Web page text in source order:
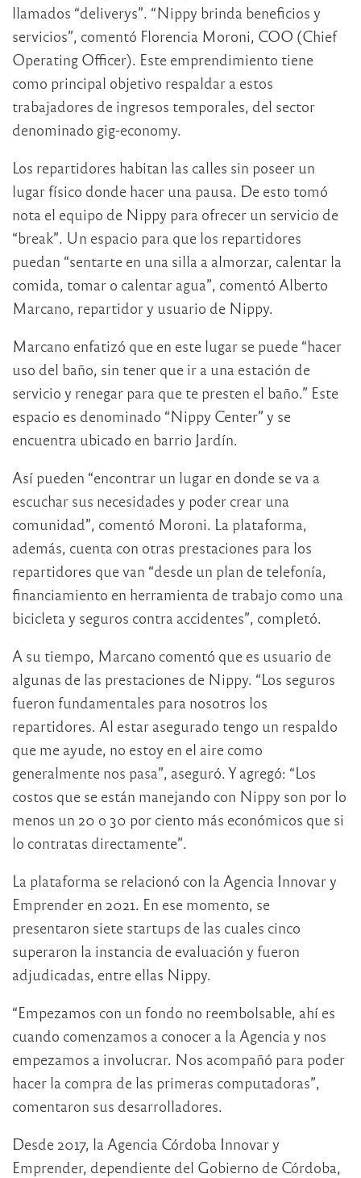
llamados “deliverys”. “Nippy brinda beneficios y
servicios”, comentó Florencia Moroni, COO (Chief
Operating Officer). Este emprendimiento tiene
como principal objetivo respaldar a estos
trabajadores de ingresos temporales, del sector
denominado gig-economy.
Los repartidores habitan las calles sin poseer un
lugar físico donde hacer una pausa. De esto tomó
nota el equipo de Nippy para ofrecer un servicio de
“break”. Un espacio para que los repartidores
puedan “sentarte en una silla a almorzar, calentar la
comida, tomar o calentar agua”, comentó Alberto
Marcano, repartidor y usuario de Nippy.
Marcano enfatizó que en este lugar se puede “hacer
uso del baño, sin tener que ir a una estación de
servicio y renegar para que te presten el baño.” Este
espacio es denominado “Nippy Center” y se
encuentra ubicado en barrio Jardín.
Así pueden “encontrar un lugar en donde se va a
escuchar sus necesidades y poder crear una
comunidad”, comentó Moroni. La plataforma,
además, cuenta con otras prestaciones para los
repartidores que van “desde un plan de telefonía,
financiamiento en herramienta de trabajo como una
bicicleta y seguros contra accidentes”, completó.
A su tiempo, Marcano comentó que es usuario de
algunas de las prestaciones de Nippy. “Los seguros
fueron fundamentales para nosotros los
repartidores. Al estar asegurado tengo un respaldo
que me ayude, no estoy en el aire como
generalmente nos pasa”, aseguró. Y agregó: “Los
costos que se están manejando con Nippy son por lo
menos un 20 o 30 por ciento más económicos que si
lo contratas directamente”.
La plataforma se relacionó con la Agencia Innovar y
Emprender en 2021. En ese momento, se
presentaron siete startups de las cuales cinco
superaron la instancia de evaluación y fueron
adjudicadas, entre ellas Nippy.
“Empezamos con un fondo no reembolsable, ahí es
cuando comenzamos a conocer a la Agencia y nos
empezamos a involucrar. Nos acompañó para poder
hacer la compra de las primeras computadoras”,
comentaron sus desarrolladores.
Desde 2017, la Agencia Córdoba Innovar y
Emprender, dependiente del Gobierno de Córdoba,